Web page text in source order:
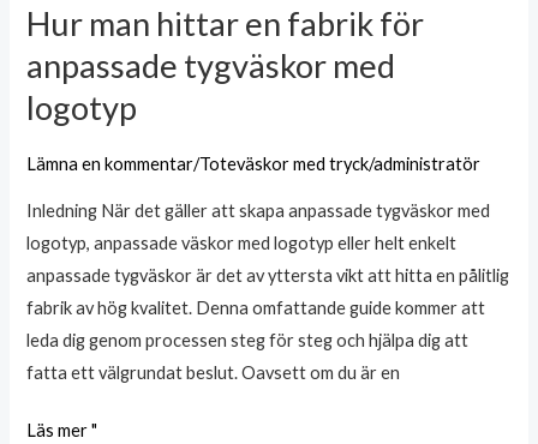
Hur man hittar en fabrik för
anpassade tygväskor med
logotyp
Lämna en kommentar/Toteväskor med tryck/administratör
Inledning När det gäller att skapa anpassade tygväskor med
logotyp, anpassade väskor med logotyp eller helt enkelt
anpassade tygväskor är det av yttersta vikt att hitta en pålitlig
fabrik av hög kvalitet. Denna omfattande guide kommer att
leda dig genom processen steg för steg och hjälpa dig att
fatta ett välgrundat beslut. Oavsett om du är en
Hur
hittar
en
anpassade
tygväskor
med
logotyp
Läs mer "